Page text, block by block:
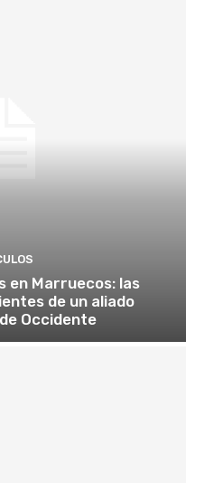
en Marruecos: las
de un aliado
Occidente